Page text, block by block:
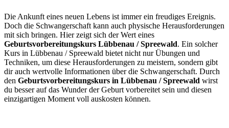
Die Ankunft eines neuen Lebens ist immer ein freudiges Ereignis.
Doch die Schwangerschaft kann auch physische Herausforderungen
mit sich bringen. Hier zeigt sich der Wert eines
Geburtsvorbereitungskurs Lübbenau / Spreewald. Ein solcher
Kurs in Lübbenau / Spreewald bietet nicht nur Übungen und
Techniken, um diese Herausforderungen zu meistern, sondern gibt
dir auch wertvolle Informationen über die Schwangerschaft. Durch
den Geburtsvorbereitungskurs in Lübbenau / Spreewald wirst
du besser auf das Wunder der Geburt vorbereitet sein und diesen
einzigartigen Moment voll auskosten können.